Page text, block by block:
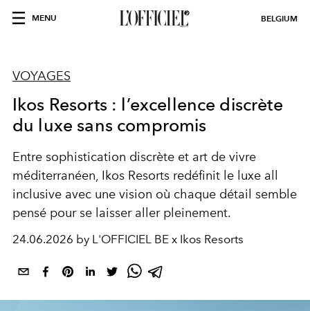
MENU BELGIUM
VOYAGES
Ikos Resorts : l’excellence discrète
du luxe sans compromis
Entre sophistication discrète et art de vivre
méditerranéen, Ikos Resorts redéfinit le luxe all
inclusive avec une vision où chaque détail semble
pensé pour se laisser aller pleinement.
24.06.2026 by L'OFFICIEL BE x Ikos Resorts